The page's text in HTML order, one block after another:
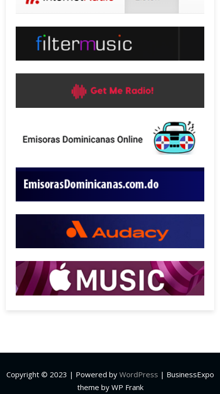
Copyright © 2023 | Powered by WordPress | BusinessExpo
theme by WP Frank